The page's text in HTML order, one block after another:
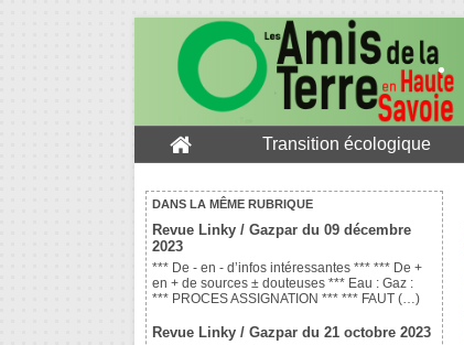
Transition écologique
DANS LA MÊME RUBRIQUE
Revue Linky / Gazpar du 09 décembre
2023
*** De - en - d’infos intéressantes *** *** De +
en + de sources ± douteuses *** Eau : Gaz :
*** PROCES ASSIGNATION *** *** FAUT (…)
Revue Linky / Gazpar du 21 octobre 2023